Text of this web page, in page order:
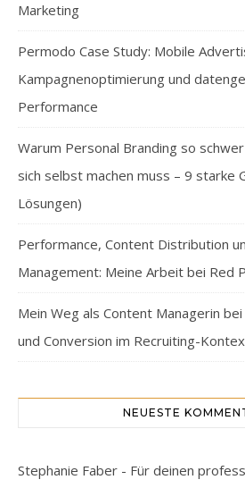
Marketing
Permodo Case Study: Mobile
Kampagnenoptimierung und
Performance
Warum Personal Branding so
sich selbst machen muss – 9 starke
Lösungen)
Performance, Content Distribution
Management: Meine Arbeit bei Red
Mein Weg als Content Managerin bei
und Conversion im Recruiting-
NEUESTE
Stephanie Faber - Für deinen